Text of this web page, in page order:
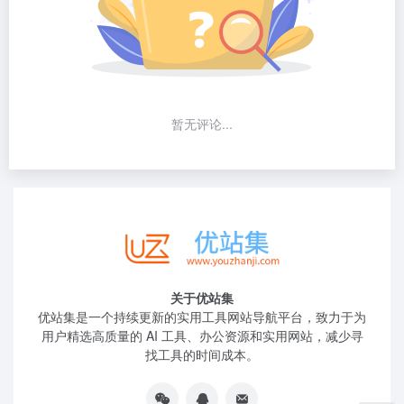
暂无评论...
关于优站集
优站集是一个持续更新的实用工具网站导航平台，致力于为
用户精选高质量的 AI 工具、办公资源和实用网站，减少寻
找工具的时间成本。